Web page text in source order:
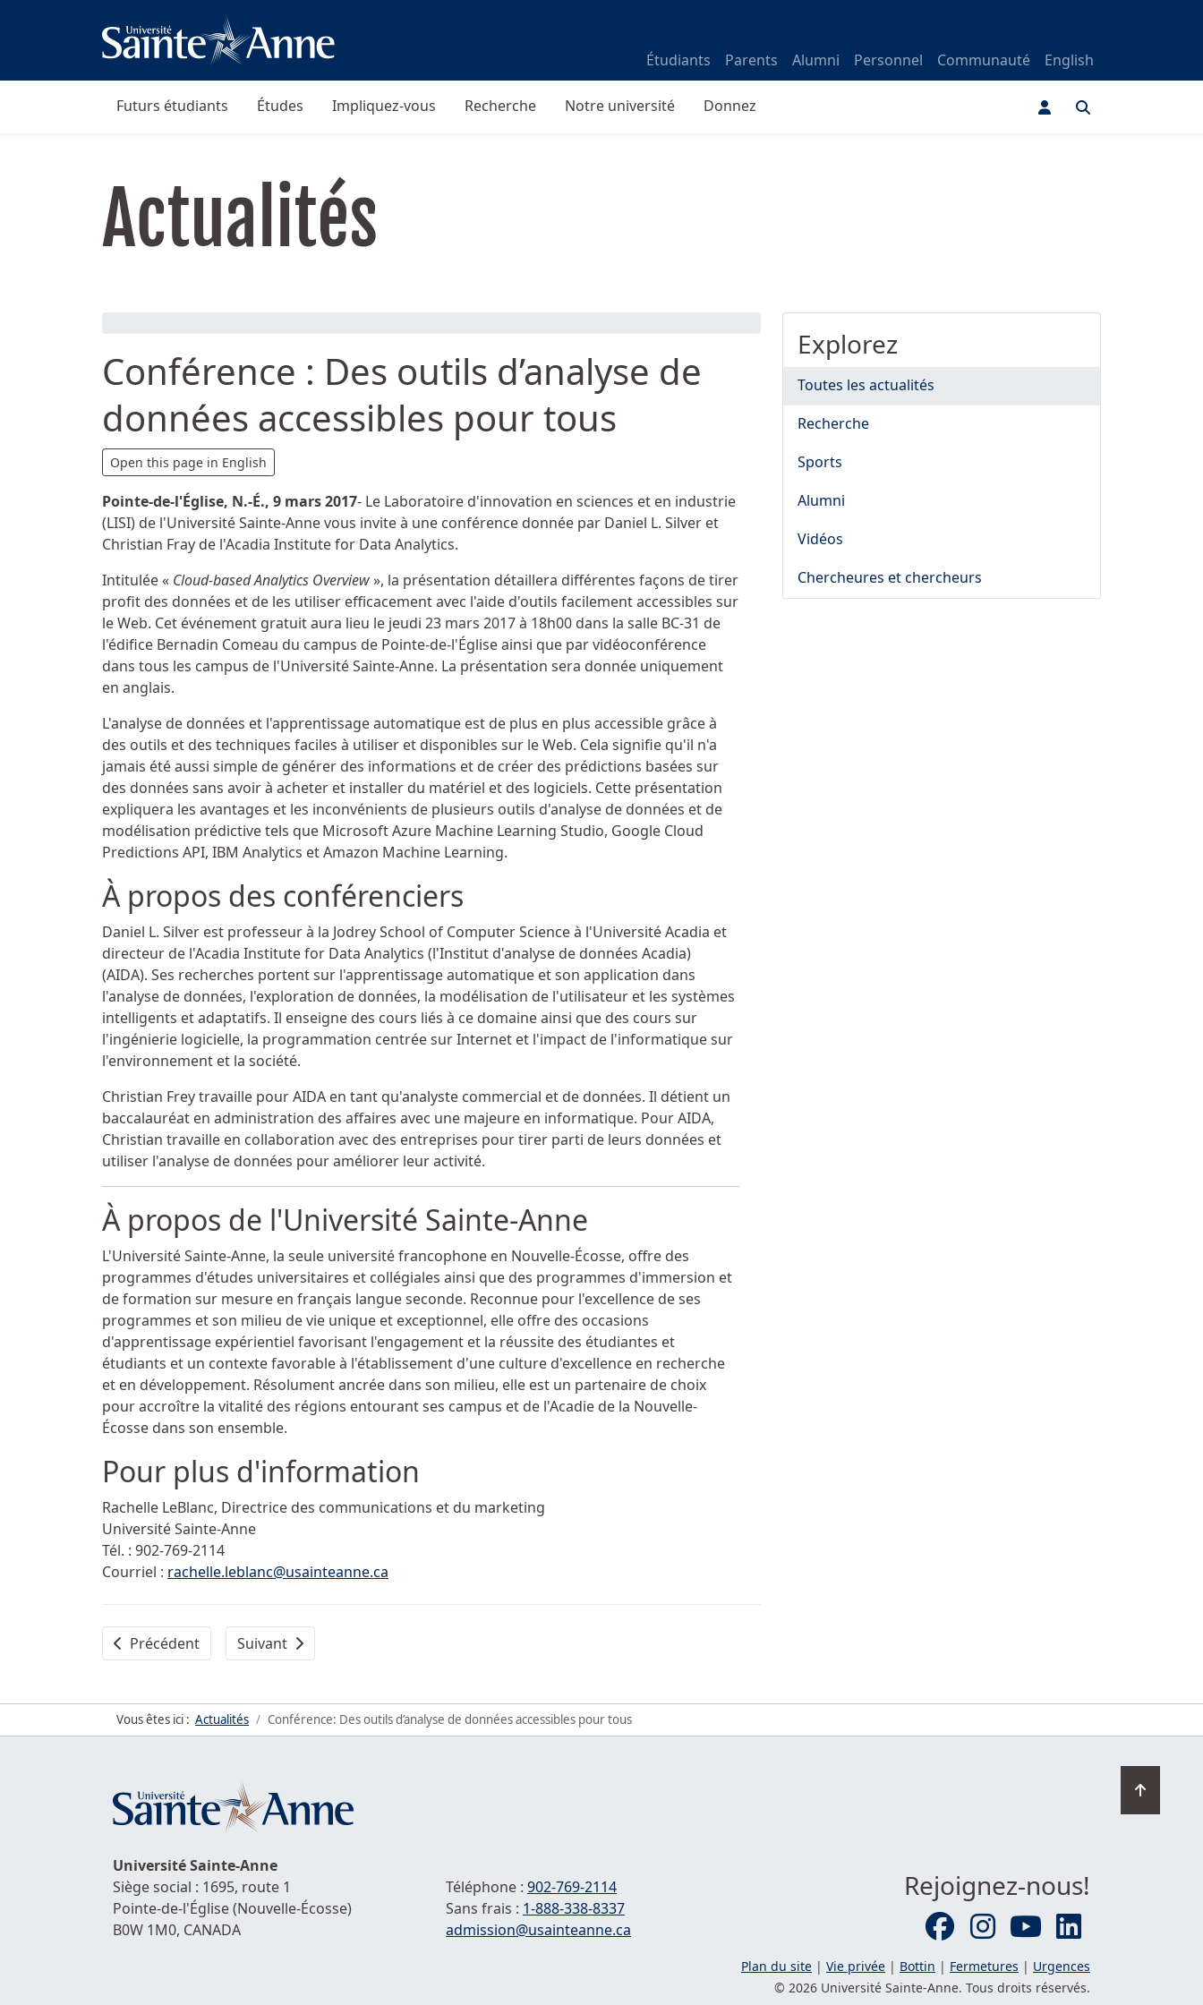
Étudiants Parents Alumni Personnel Communauté English
Futurs étudiants Études Impliquez-vous Recherche Notre université Donnez
Actualités
Conférence : Des outils d’analyse de
données accessibles pour tous
Détails
Open this page in English
Pointe-de-l'Église, N.-É., 9 mars 2017- Le Laboratoire d'innovation en sciences et en industrie
(LISI) de l'Université Sainte-Anne vous invite à une conférence donnée par Daniel L. Silver et
Christian Fray de l'Acadia Institute for Data Analytics.
Intitulée « Cloud-based Analytics Overview», la présentation détaillera différentes façons de tirer
profit des données et de les utiliser efficacement avec l'aide d'outils facilement accessibles sur
le Web. Cet événement gratuit aura lieu le jeudi 23 mars 2017 à 18h00 dans la salle BC-31 de
l'édifice Bernadin Comeau du campus de Pointe-de-l'Église ainsi que par vidéoconférence
dans tous les campus de l'Université Sainte-Anne. La présentation sera donnée uniquement
en anglais.
L'analyse de données et l'apprentissage automatique est de plus en plus accessible grâce à
des outils et des techniques faciles à utiliser et disponibles sur le Web. Cela signifie qu'il n'a
jamais été aussi simple de générer des informations et de créer des prédictions basées sur
des données sans avoir à acheter et installer du matériel et des logiciels. Cette présentation
expliquera les avantages et les inconvénients de plusieurs outils d'analyse de données et de
modélisation prédictive tels que Microsoft Azure Machine Learning Studio, Google Cloud
Predictions API, IBM Analytics et Amazon Machine Learning.
À propos des conférenciers
Daniel L. Silver est professeur à la Jodrey School of Computer Science à l'Université Acadia et
directeur de l'Acadia Institute for Data Analytics (l'Institut d'analyse de données Acadia)
(AIDA). Ses recherches portent sur l'apprentissage automatique et son application dans
l'analyse de données, l'exploration de données, la modélisation de l'utilisateur et les systèmes
intelligents et adaptatifs. Il enseigne des cours liés à ce domaine ainsi que des cours sur
l'ingénierie logicielle, la programmation centrée sur Internet et l'impact de l'informatique sur
l'environnement et la société.
Christian Frey travaille pour AIDA en tant qu'analyste commercial et de données. Il détient un
baccalauréat en administration des affaires avec une majeure en informatique. Pour AIDA,
Christian travaille en collaboration avec des entreprises pour tirer parti de leurs données et
utiliser l'analyse de données pour améliorer leur activité.
À propos de l'Université Sainte-Anne
L'Université Sainte-Anne, la seule université francophone en Nouvelle-Écosse, offre des
programmes d'études universitaires et collégiales ainsi que des programmes d'immersion et
de formation sur mesure en français langue seconde. Reconnue pour l'excellence de ses
programmes et son milieu de vie unique et exceptionnel, elle offre des occasions
d'apprentissage expérientiel favorisant l'engagement et la réussite des étudiantes et
étudiants et un contexte favorable à l'établissement d'une culture d'excellence en recherche
et en développement. Résolument ancrée dans son milieu, elle est un partenaire de choix
pour accroître la vitalité des régions entourant ses campus et de l'Acadie de la Nouvelle-
Écosse dans son ensemble.
Pour plus d'information
Rachelle LeBlanc, Directrice des communications et du marketing
Université Sainte-Anne
Tél. : 902-769-2114
Courriel : rachelle.leblanc@usainteanne.ca
Article précédent : 3e édition de la Semaine de la recherche: une vraie réussite
Précédent Article suivant : Nos étudiants au cœur de la recherche
Suivant
Explorez
Toutes les actualités
Recherche
Sports
Alumni
Vidéos
Chercheures et chercheurs
Vous êtes ici : Actualités Conférence: Des outils d’analyse de données accessibles pour tous
en
UniversitéSainte-Anne
Siège social : 1695, route 1
Pointe-de-l'Église(Nouvelle-Écosse)
B0W 1M0, CANADA
Téléphone : 902-769-2114
Sans frais : 1-888-338-8337
Courriel :
admission@usainteanne.ca
Rejoignez-nous!
Plan du site | Vie privée | Bottin | Fermetures | Urgences
© 2026 Université Sainte-Anne. Tous droits réservés.